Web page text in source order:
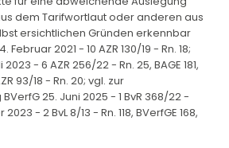
dem Tarifwortlaut oder anderen aus
ersichtlichen Gründen erkennbar
2021 - 10 AZR 130/19 - Rn. 18;
- 6 AZR 256/22 - Rn. 25, BAGE 181,
93/18 - Rn. 20; vgl. zur
25. Juni 2025 - 1 BvR 368/22 -
- 2 BvL 8/13 - Rn. 118, BVerfGE 168,